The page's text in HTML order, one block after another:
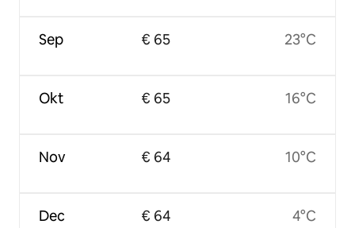
Sep
Okt
Nov
Dec
€ 65
€ 65
€ 64
€ 64
23°C
16°C
10°C
4°C